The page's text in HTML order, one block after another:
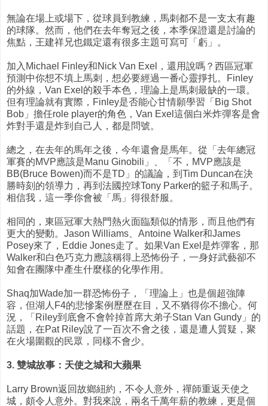
無論在場上或場下，從球員到教練，馬刺都不是一支太有趣
的球隊。然而，他們在去年奪冠之後，本季保證還是討論的
焦點，王建祥兄也鐵定還有很多主題可寫可「虧」。
加入Michael Finley和Nick Van Exel，還用說嗎？西區冠軍
預測中你想不填上馬刺，想必要經過一番心靈掙扎。Finley
的外線，Van Exel的殺手本色，理論上是馬刺最缺的一環。
但有理論就有實際，Finley是否能心甘情願學習「Big Shot
Bob」擔任role player的角色，Van Exel這個白米炸彈客是會
炸對手還是炸到自己人，都是問號。
總之，在去年的馬年之後，今年還會是馬年。從「去年總冠
軍賽的MVP應該是Manu Ginobili」、「不，MVP應該是
BB(Bruce Bowen)而不是TD」的議論，到Tim Duncan在決
勝時刻的領導力，再到法國控球Tony Parker的籃子和馬子。
相信我，這一季你會被「馬」得很舒服。
相同的，東區冠軍大熱門熱火面臨類似的情形，而且他們有
更大的變動。Jason Williams、Antoine Walker和James
Posey來了，Eddie Jones走了。如果Van Exel是炸彈客，那
Walker和白色巧克力應該稱得上恐怖份子，一身好武藝卻不
知會在團隊中產生什麼樣的化學作用。
Shaq加Wade加一群恐怖份子，「理論上」也是個超強陣
容，但湖人F4的悲慘案例歷歷在目，又不猶得你不擔心。何
況，「Riley到底會不會幹掉首席大弟子Stan Van Gundy」的
話題，在Pat Riley說了一百次不會之後，還是遭人質疑，聚
在火場圍觀的民眾，同樣不會少。
3. 雙城故事：天使之城和大蘋果
Larry Brown返回故鄉紐約，不令人意外，禪師重返天使之
城，頗令人意外。對我來說，兩名千萬年薪的教練，更是個